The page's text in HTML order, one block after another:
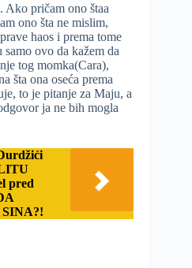
Ako pričam ono štaa
ono šta ne mislim,
haos i prema tome
ovo da kažem da
tog momka(Cara),
šta ona oseća prema
to je pitanje za Maju, a
ja ne bih mogla
pred